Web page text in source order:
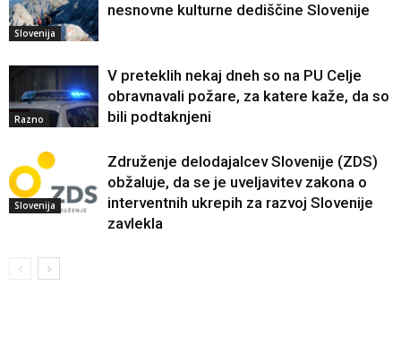
Slovenija
nesnovne kulturne dediščine Slovenije
Razno
V preteklih nekaj dneh so na PU Celje
obravnavali požare, za katere kaže, da so
bili podtaknjeni
Slovenija
Združenje delodajalcev Slovenije (ZDS)
obžaluje, da se je uveljavitev zakona o
interventnih ukrepih za razvoj Slovenije
zavlekla